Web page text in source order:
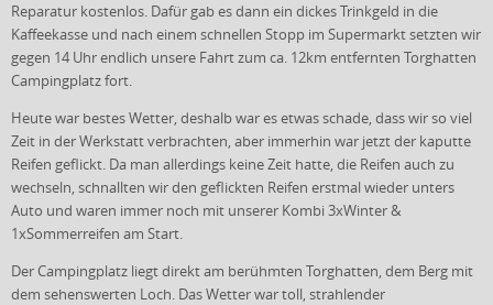
Reparatur kostenlos. Dafür gab es dann ein dickes Trinkgeld in die
Kaffeekasse und nach einem schnellen Stopp im Supermarkt setzten wir
gegen 14 Uhr endlich unsere Fahrt zum ca. 12km entfernten Torghatten
Campingplatz fort.
Heute war bestes Wetter, deshalb war es etwas schade, dass wir so viel
Zeit in der Werkstatt verbrachten, aber immerhin war jetzt der kaputte
Reifen geflickt. Da man allerdings keine Zeit hatte, die Reifen auch zu
wechseln, schnallten wir den geflickten Reifen erstmal wieder unters
Auto und waren immer noch mit unserer Kombi 3xWinter &
1xSommerreifen am Start.
Der Campingplatz liegt direkt am berühmten Torghatten, dem Berg mit
dem sehenswerten Loch. Das Wetter war toll, strahlender